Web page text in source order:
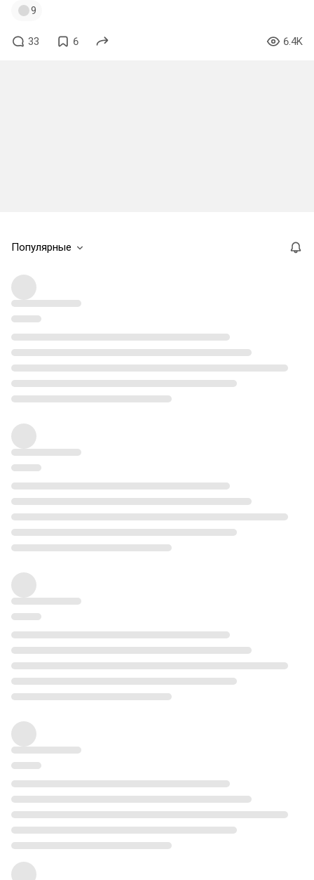
9
33 6 6.4K
Популярные